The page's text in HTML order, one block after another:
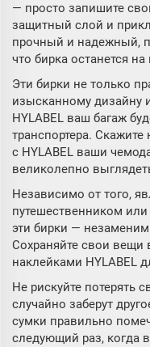
— просто запишите
защитный слой и
прочный и надежный,
что бирка останется
Эти бирки не только
изысканному дизайну
HYLABEL ваш багаж
транспортера.
с HYLABEL ваши
великолепно
Независимо от того,
путешественником или
эти бирки —
Сохраняйте свои вещи
наклейками HYLABEL
Не рискуйте потерять
случайно заберут
сумки правильно
следующий раз, когда